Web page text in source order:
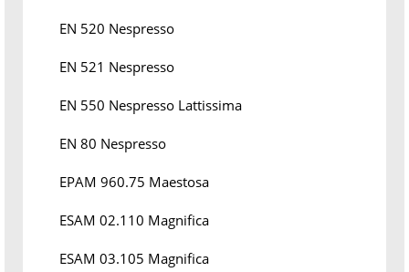
EN 520 Nespresso
EN 521 Nespresso
EN 550 Nespresso Lattissima
EN 80 Nespresso
EPAM 960.75 Maestosa
ESAM 02.110 Magnifica
ESAM 03.105 Magnifica